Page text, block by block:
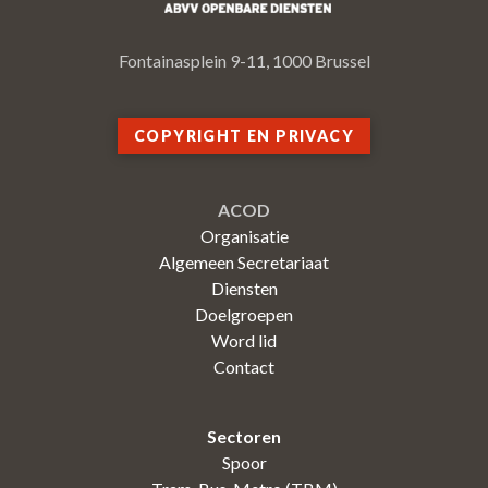
Fontainasplein 9-11, 1000 Brussel
COPYRIGHT EN PRIVACY
ACOD
Organisatie
Algemeen Secretariaat
Diensten
Doelgroepen
Word lid
Contact
Sectoren
Spoor